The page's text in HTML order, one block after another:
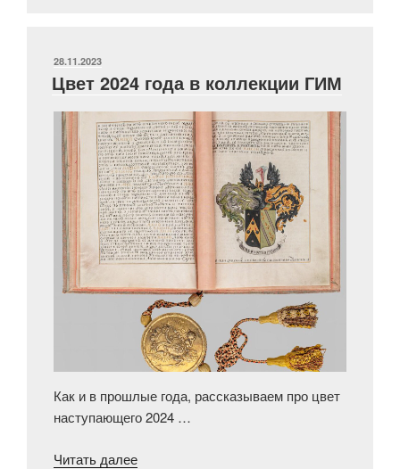
ОПУБЛИКОВАНО
28.11.2023
Цвет 2024 года в коллекции ГИМ
Как и в прошлые года, рассказываем про цвет
наступающего 2024 …
Читать далее«Цвет